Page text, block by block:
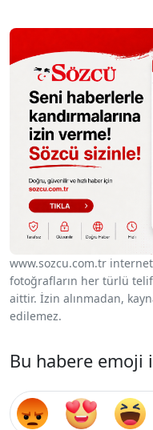
www.sozcu.com.tr
fotoğrafların her türlü telif
aittir. İzin alınmadan,
edilemez.
Bu habere emoji